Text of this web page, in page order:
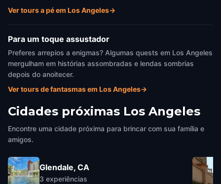
Ver tours a pé em Los Angeles→
Para um toque assustador
Preferes arrepios a enigmas? Algumas quests em Los Angeles
mergulham em histórias assombradas e lendas sombrias
depois do anoitecer.
Ver tours de fantasmas em Los Angeles→
Cidades próximas Los Angeles
Encontre uma cidade próxima para brincar com sua família e
amigos.
Glendale, CA
3 experiências